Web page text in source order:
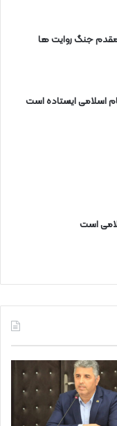
مقدم جنگ روایت ها
اسلامی ایستاده است
است